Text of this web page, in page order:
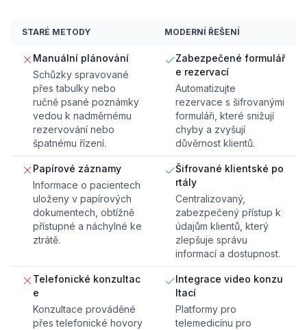
STARÉ METODY MODERNÍ ŘEŠENÍ
Manuální plánování
Schůzky spravované
přes tabulky nebo
ručně psané poznámky
vedou k nadměrnému
rezervování nebo
špatnému řízení.
Zabezpečené formulář
e rezervací
Automatizujte
rezervace s šifrovanými
formuláři, které snižují
chyby a zvyšují
důvěrnost klientů.
Papírové záznamy
Informace o pacientech
uloženy v papírových
dokumentech, obtížně
přístupné a náchylné ke
ztrátě.
Šifrované klientské po
rtály
Centralizovaný,
zabezpečený přístup k
údajům klientů, který
zlepšuje správu
informací a dostupnost.
Telefonické konzultac
e
Konzultace prováděné
přes telefonické hovory
Integrace video konzu
ltací
Platformy pro
telemedicínu pro